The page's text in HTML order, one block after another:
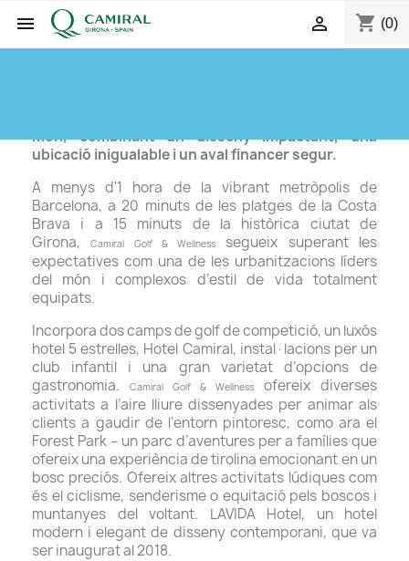
 shopping_cart (0)

món, combinant un disseny impactant, una
ubicació inigualable i un aval financer segur.
A menys d'1 hora de la vibrant metròpolis de
Barcelona, a 20 minuts de les platges de la Costa
Brava i a 15 minuts de la històrica ciutat de
Girona,Camiral Golf & Wellness
segueix superant les
expectatives com una de les urbanitzacions líders
del món i complexos d’estil de vida totalment
equipats.
Incorpora dos camps de golf de competició, un luxós
hotel 5 estrelles, Hotel Camiral, instal·lacions per un
club infantil i una gran varietat d’opcions de
gastronomia.
Camiral Golf & Wellness
ofereix diverses
activitats a l’aire lliure dissenyades per animar als
clients a gaudir de l’entorn pintoresc, como ara el
Forest Park – un parc d’aventures per a famílies que
ofereix una experiència de tirolina emocionant en un
bosc preciós. Ofereix altres activitats lúdiques com
és el ciclisme, senderisme o equitació pels boscos i
muntanyes del voltant. LAVIDA Hotel, un hotel
modern i elegant de disseny contemporani, que va
ser inaugurat al 2018.